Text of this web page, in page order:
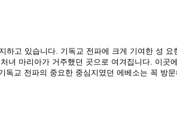
고 있습니다. 기독교 전파에 크게 기여한 성 요
녀 마리아가 거주했던 곳으로 여겨집니다. 이곳
독교 전파의 중요한 중심지였던 에베소는 꼭 방